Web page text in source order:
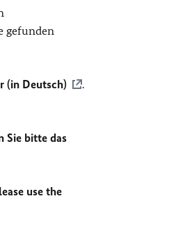
gefunden
(in Deutsch)
.
Sie bitte das
use the